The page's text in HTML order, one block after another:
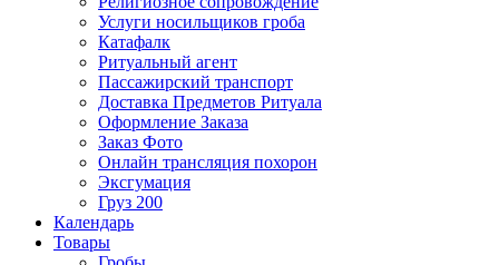
Услуги носильщиков гроба
Катафалк
Ритуальный агент
Пассажирский транспорт
Доставка Предметов Ритуала
Оформление Заказа
Заказ Фото
Онлайн трансляция похорон
Эксгумация
Груз 200
Календарь
Товары